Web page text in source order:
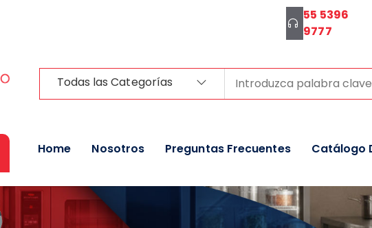
55 5396
9777
Todas las Categorías
Home Nosotros Preguntas Frecuentes Catálogo